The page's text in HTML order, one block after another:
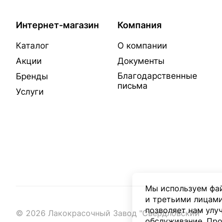
Интернет-магазин
Каталог
Акции
Бренды
Услуги
Компания
О компании
Документы
Благодарственные
письма
© 2026 Лакокрасочный Завод "Свердловский"
Мы используем
и третьими
позволяет нам